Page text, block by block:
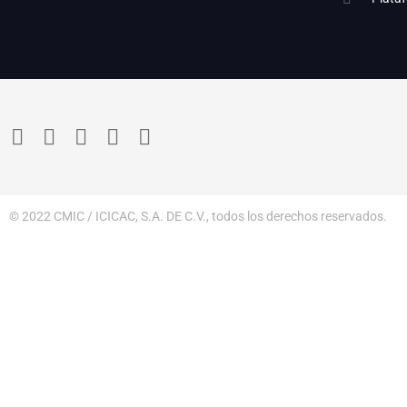
© 2022 CMIC / ICICAC, S.A. DE C.V., todos los derechos reservados.